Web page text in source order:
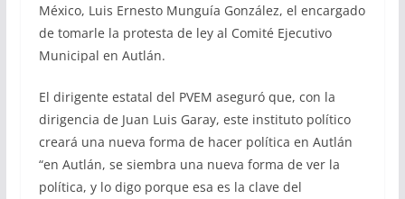
México, Luis Ernesto Munguía González, el encargado
de tomarle la protesta de ley al Comité Ejecutivo
Municipal en Autlán.
El dirigente estatal del PVEM aseguró que, con la
dirigencia de Juan Luis Garay, este instituto político
creará una nueva forma de hacer política en Autlán
“en Autlán, se siembra una nueva forma de ver la
política, y lo digo porque esa es la clave del